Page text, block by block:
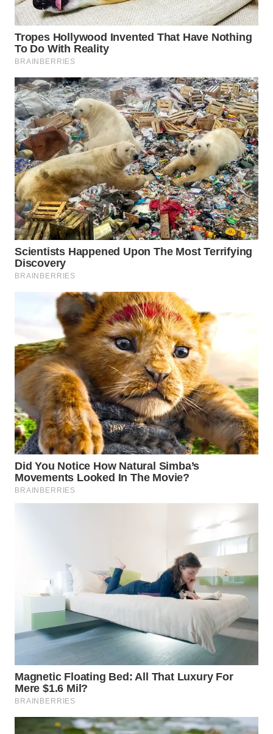
TANJUNG
LESUNG
WN
KARO
WN
SIMALUNGUN
WN
LABUHANBATU
WN
TAPANULI
TENGAH
WN DELI
SERDANG
WN
PAKPAK
WN
KARAWANG
WN
BEKASI
WN
BOGOR
TAPANULI
UTARA
WN
SAMOSIR
WN
PADANG
LAWAS